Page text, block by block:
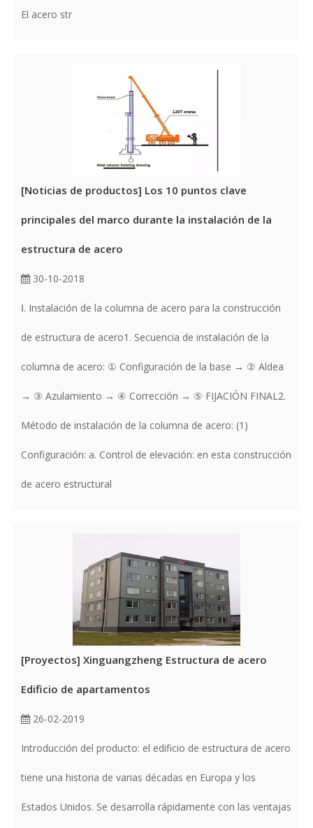
El acero str
[Noticias de productos] Los 10 puntos clave
principales del marco durante la instalación de la
estructura de acero
30-10-2018
Ⅰ. Instalación de la columna de acero para la construcción
de estructura de acero1. Secuencia de instalación de la
columna de acero: ① Configuración de la base → ② Aldea
→ ③ Azulamiento → ④ Corrección → ⑤ FIJACIÓN FINAL2.
Método de instalación de la columna de acero: (1)
Configuración: a. Control de elevación: en esta construcción
de acero estructural
[Proyectos] Xinguangzheng Estructura de acero
Edificio de apartamentos
26-02-2019
Introducción del producto: el edificio de estructura de acero
tiene una historia de varias décadas en Europa y los
Estados Unidos. Se desarrolla rápidamente con las ventajas